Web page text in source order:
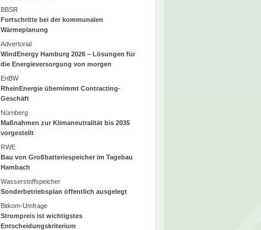
BBSR
Fortschritte bei der kommunalen
Wärmeplanung
Advertorial
WindEnergy Hamburg 2026 – Lösungen für
die Energieversorgung von morgen
EnBW
RheinEnergie übernimmt Contracting-
Geschäft
Nürnberg
Maßnahmen zur Klimaneutralität bis 2035
vorgestellt
RWE
Bau von Großbatteriespeicher im Tagebau
Hambach
Wasserstoffspeicher
Sonderbetriebsplan öffentlich ausgelegt
Bitkom-Umfrage
Strompreis ist wichtigstes
Entscheidungskriterium